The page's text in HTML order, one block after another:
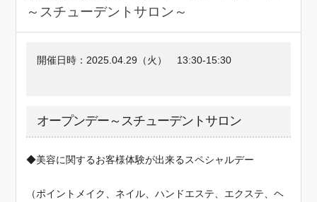
～スチューデントサロン～
開催日時： 2025.04.29（火） 13:30-15:30
オープンデー～スチューデントサロン
◆美容に関するお客様体験が出来るスペシャルデー
（ポイントメイク、ネイル、ハンドエステ、エクステ、ヘ